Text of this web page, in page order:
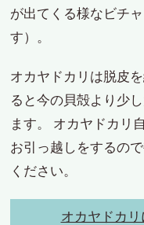
が出てくる様なビチ
す）。
オカヤドカリは脱皮
ると今の貝殻より少
ます。 オカヤドカリ
お引っ越しをするの
ください。
オカヤドカ